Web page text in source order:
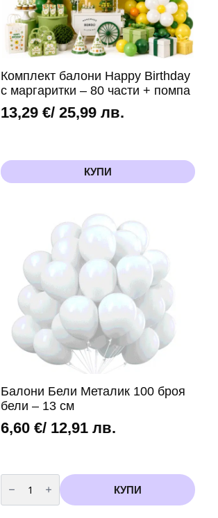
Комплект балони Happy Birthday
с маргаритки – 80 части + помпа
13,29€/ 25,99 лв.
КУПИ
Балони Бели Металик 100 броя
бели – 13 см
6,60€/ 12,91 лв.
количество
за
Балони
Бели
КУПИ